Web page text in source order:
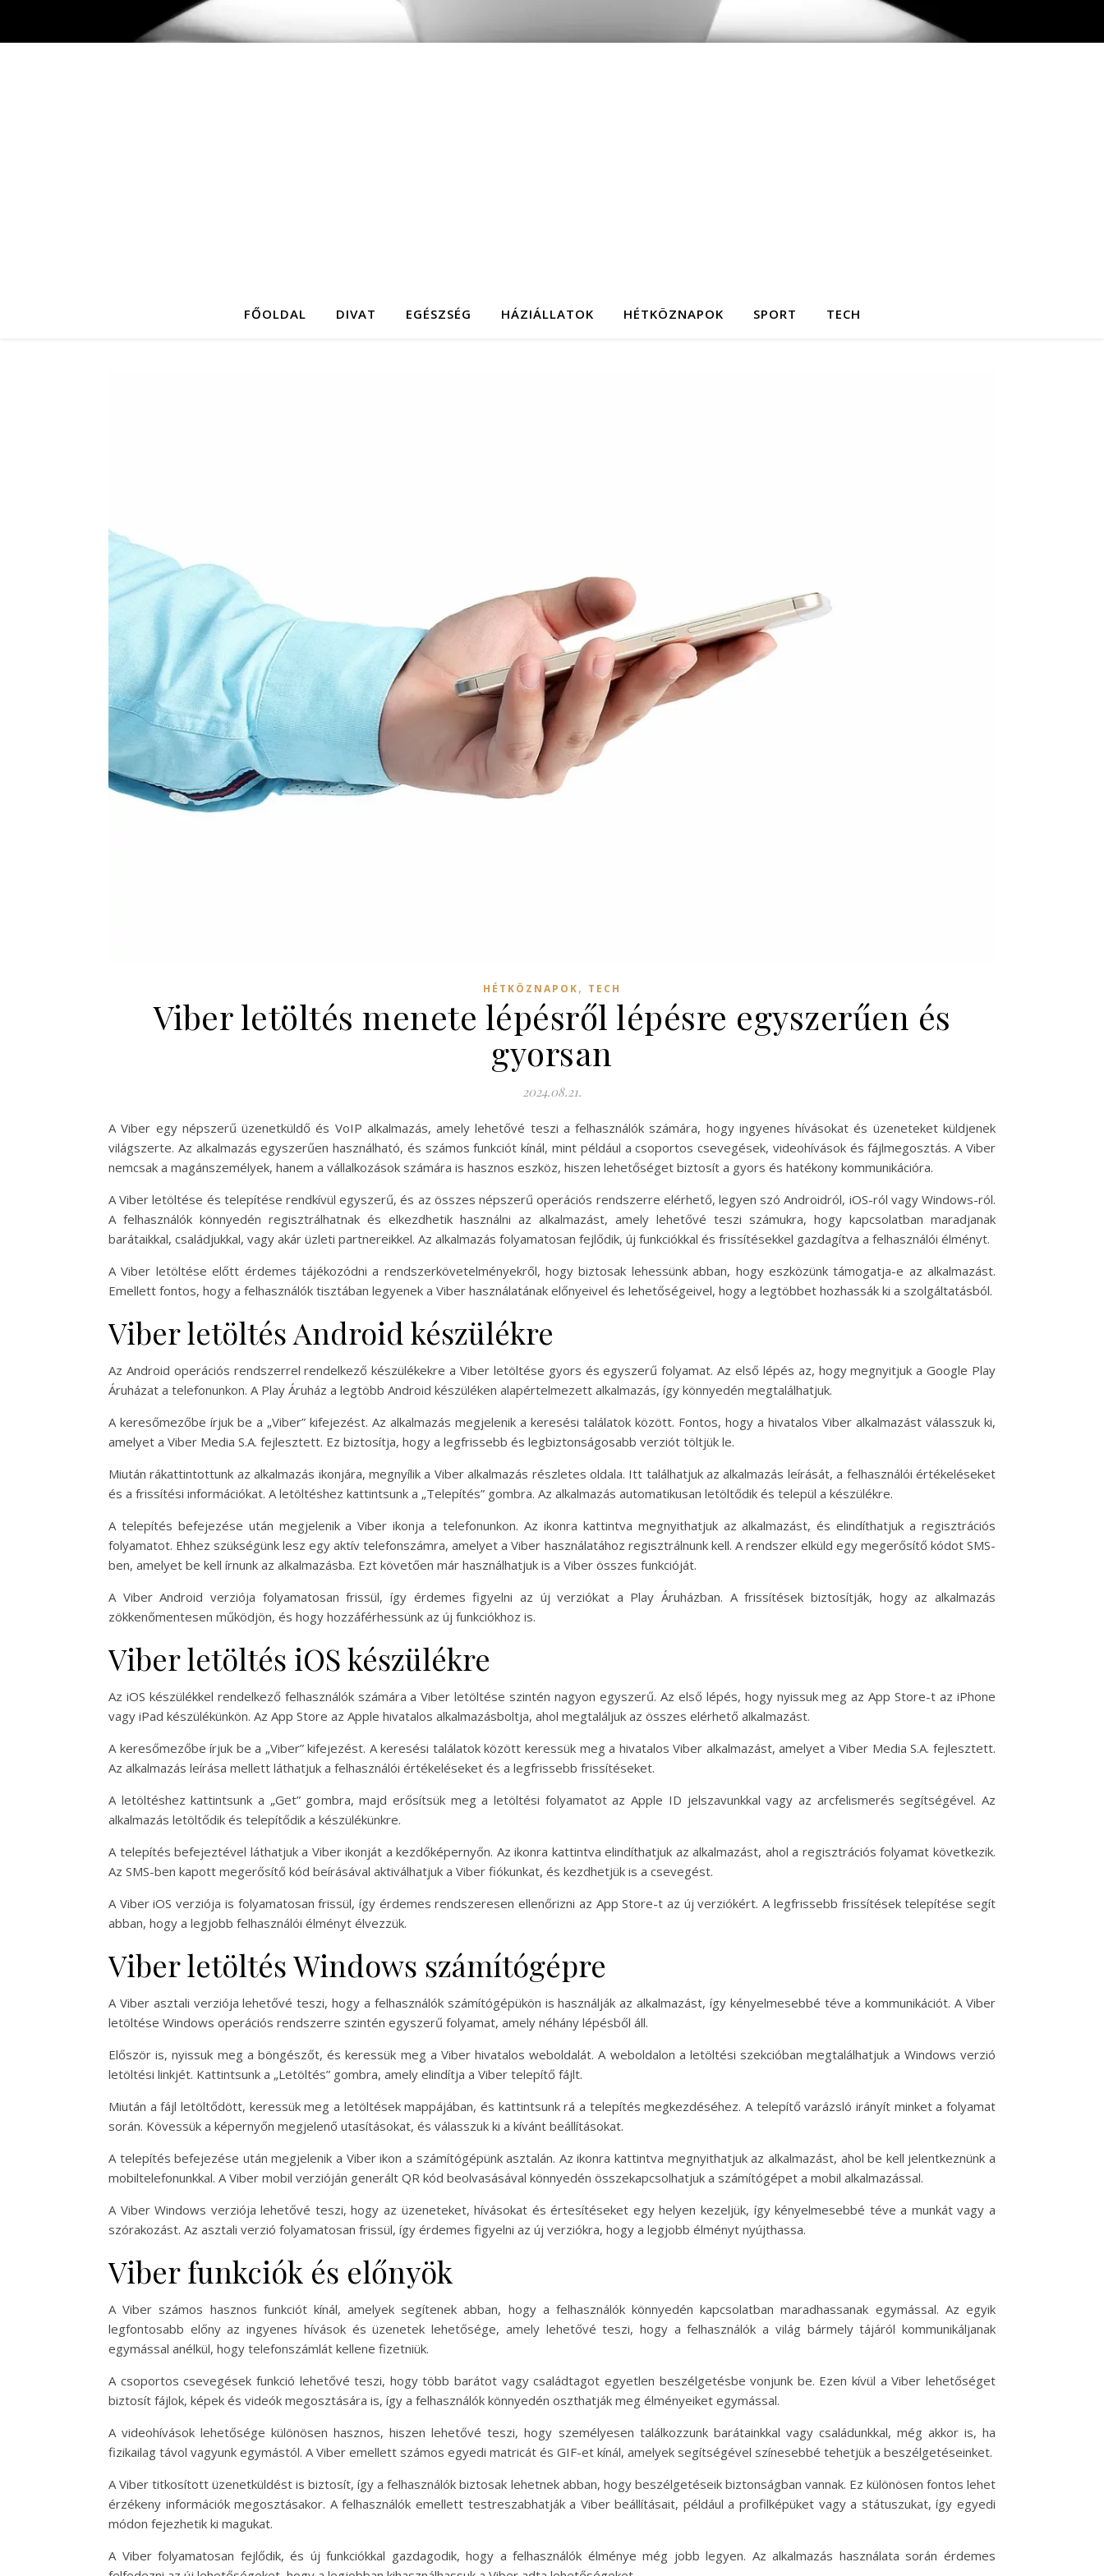
FŐOLDAL DIVAT EGÉSZSÉG HÁZIÁLLATOK HÉTKÖZNAPOK SPORT TECH
HÉTKÖZNAPOK, TECH
Viber letöltés menete lépésről lépésre egyszerűen és
gyorsan
2024.08.21.
A Viber egy népszerű üzenetküldő és VoIP alkalmazás, amely lehetővé teszi a felhasználók számára, hogy ingyenes hívásokat és üzeneteket küldjenek
világszerte. Az alkalmazás egyszerűen használható, és számos funkciót kínál, mint például a csoportos csevegések, videohívások és fájlmegosztás. A Viber
nemcsak a magánszemélyek, hanem a vállalkozások számára is hasznos eszköz, hiszen lehetőséget biztosít a gyors és hatékony kommunikációra.
A Viber letöltése és telepítése rendkívül egyszerű, és az összes népszerű operációs rendszerre elérhető, legyen szó Androidról, iOS-ról vagy Windows-ról.
A felhasználók könnyedén regisztrálhatnak és elkezdhetik használni az alkalmazást, amely lehetővé teszi számukra, hogy kapcsolatban maradjanak
barátaikkal, családjukkal, vagy akár üzleti partnereikkel. Az alkalmazás folyamatosan fejlődik, új funkciókkal és frissítésekkel gazdagítva a felhasználói élményt.
A Viber letöltése előtt érdemes tájékozódni a rendszerkövetelményekről, hogy biztosak lehessünk abban, hogy eszközünk támogatja-e az alkalmazást.
Emellett fontos, hogy a felhasználók tisztában legyenek a Viber használatának előnyeivel és lehetőségeivel, hogy a legtöbbet hozhassák ki a szolgáltatásból.
Viber letöltés Android készülékre
Az Android operációs rendszerrel rendelkező készülékekre a Viber letöltése gyors és egyszerű folyamat. Az első lépés az, hogy megnyitjuk a Google Play
Áruházat a telefonunkon. A Play Áruház a legtöbb Android készüléken alapértelmezett alkalmazás, így könnyedén megtalálhatjuk.
A keresőmezőbe írjuk be a „Viber” kifejezést. Az alkalmazás megjelenik a keresési találatok között. Fontos, hogy a hivatalos Viber alkalmazást válasszuk ki,
amelyet a Viber Media S.A. fejlesztett. Ez biztosítja, hogy a legfrissebb és legbiztonságosabb verziót töltjük le.
Miután rákattintottunk az alkalmazás ikonjára, megnyílik a Viber alkalmazás részletes oldala. Itt találhatjuk az alkalmazás leírását, a felhasználói értékeléseket
és a frissítési információkat. A letöltéshez kattintsunk a „Telepítés” gombra. Az alkalmazás automatikusan letöltődik és települ a készülékre.
A telepítés befejezése után megjelenik a Viber ikonja a telefonunkon. Az ikonra kattintva megnyithatjuk az alkalmazást, és elindíthatjuk a regisztrációs
folyamatot. Ehhez szükségünk lesz egy aktív telefonszámra, amelyet a Viber használatához regisztrálnunk kell. A rendszer elküld egy megerősítő kódot SMS-
ben, amelyet be kell írnunk az alkalmazásba. Ezt követően már használhatjuk is a Viber összes funkcióját.
A Viber Android verziója folyamatosan frissül, így érdemes figyelni az új verziókat a Play Áruházban. A frissítések biztosítják, hogy az alkalmazás
zökkenőmentesen működjön, és hogy hozzáférhessünk az új funkciókhoz is.
Viber letöltés iOS készülékre
Az iOS készülékkel rendelkező felhasználók számára a Viber letöltése szintén nagyon egyszerű. Az első lépés, hogy nyissuk meg az App Store-t az iPhone
vagy iPad készülékünkön. Az App Store az Apple hivatalos alkalmazásboltja, ahol megtaláljuk az összes elérhető alkalmazást.
A keresőmezőbe írjuk be a „Viber” kifejezést. A keresési találatok között keressük meg a hivatalos Viber alkalmazást, amelyet a Viber Media S.A. fejlesztett.
Az alkalmazás leírása mellett láthatjuk a felhasználói értékeléseket és a legfrissebb frissítéseket.
A letöltéshez kattintsunk a „Get” gombra, majd erősítsük meg a letöltési folyamatot az Apple ID jelszavunkkal vagy az arcfelismerés segítségével. Az
alkalmazás letöltődik és telepítődik a készülékünkre.
A telepítés befejeztével láthatjuk a Viber ikonját a kezdőképernyőn. Az ikonra kattintva elindíthatjuk az alkalmazást, ahol a regisztrációs folyamat következik.
Az SMS-ben kapott megerősítő kód beírásával aktiválhatjuk a Viber fiókunkat, és kezdhetjük is a csevegést.
A Viber iOS verziója is folyamatosan frissül, így érdemes rendszeresen ellenőrizni az App Store-t az új verziókért. A legfrissebb frissítések telepítése segít
abban, hogy a legjobb felhasználói élményt élvezzük.
Viber letöltés Windows számítógépre
A Viber asztali verziója lehetővé teszi, hogy a felhasználók számítógépükön is használják az alkalmazást, így kényelmesebbé téve a kommunikációt. A Viber
letöltése Windows operációs rendszerre szintén egyszerű folyamat, amely néhány lépésből áll.
Először is, nyissuk meg a böngészőt, és keressük meg a Viber hivatalos weboldalát. A weboldalon a letöltési szekcióban megtalálhatjuk a Windows verzió
letöltési linkjét. Kattintsunk a „Letöltés” gombra, amely elindítja a Viber telepítő fájlt.
Miután a fájl letöltődött, keressük meg a letöltések mappájában, és kattintsunk rá a telepítés megkezdéséhez. A telepítő varázsló irányít minket a folyamat
során. Kövessük a képernyőn megjelenő utasításokat, és válasszuk ki a kívánt beállításokat.
A telepítés befejezése után megjelenik a Viber ikon a számítógépünk asztalán. Az ikonra kattintva megnyithatjuk az alkalmazást, ahol be kell jelentkeznünk a
mobiltelefonunkkal. A Viber mobil verzióján generált QR kód beolvasásával könnyedén összekapcsolhatjuk a számítógépet a mobil alkalmazással.
A Viber Windows verziója lehetővé teszi, hogy az üzeneteket, hívásokat és értesítéseket egy helyen kezeljük, így kényelmesebbé téve a munkát vagy a
szórakozást. Az asztali verzió folyamatosan frissül, így érdemes figyelni az új verziókra, hogy a legjobb élményt nyújthassa.
Viber funkciók és előnyök
A Viber számos hasznos funkciót kínál, amelyek segítenek abban, hogy a felhasználók könnyedén kapcsolatban maradhassanak egymással. Az egyik
legfontosabb előny az ingyenes hívások és üzenetek lehetősége, amely lehetővé teszi, hogy a felhasználók a világ bármely tájáról kommunikáljanak
egymással anélkül, hogy telefonszámlát kellene fizetniük.
A csoportos csevegések funkció lehetővé teszi, hogy több barátot vagy családtagot egyetlen beszélgetésbe vonjunk be. Ezen kívül a Viber lehetőséget
biztosít fájlok, képek és videók megosztására is, így a felhasználók könnyedén oszthatják meg élményeiket egymással.
A videohívások lehetősége különösen hasznos, hiszen lehetővé teszi, hogy személyesen találkozzunk barátainkkal vagy családunkkal, még akkor is, ha
fizikailag távol vagyunk egymástól. A Viber emellett számos egyedi matricát és GIF-et kínál, amelyek segítségével színesebbé tehetjük a beszélgetéseinket.
A Viber titkosított üzenetküldést is biztosít, így a felhasználók biztosak lehetnek abban, hogy beszélgetéseik biztonságban vannak. Ez különösen fontos lehet
érzékeny információk megosztásakor. A felhasználók emellett testreszabhatják a Viber beállításait, például a profilképüket vagy a státuszukat, így egyedi
módon fejezhetik ki magukat.
A Viber folyamatosan fejlődik, és új funkciókkal gazdagodik, hogy a felhasználók élménye még jobb legyen. Az alkalmazás használata során érdemes